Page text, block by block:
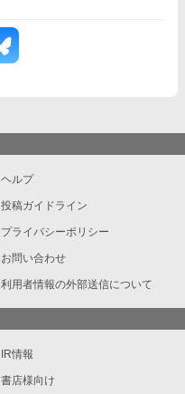
ヘルプ
投稿ガイドライン
プライバシーポリシー
お問い合わせ
利用者情報の外部送信について
IR情報
書店様向け